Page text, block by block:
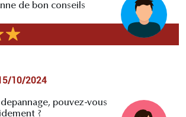
de bon conseils
10/2024
depannage, pouvez-vous
?